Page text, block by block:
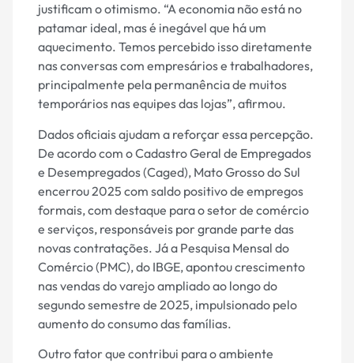
justificam o otimismo. “A economia não está no
patamar ideal, mas é inegável que há um
aquecimento. Temos percebido isso diretamente
nas conversas com empresários e trabalhadores,
principalmente pela permanência de muitos
temporários nas equipes das lojas”, afirmou.
Dados oficiais ajudam a reforçar essa percepção.
De acordo com o Cadastro Geral de Empregados
e Desempregados (Caged), Mato Grosso do Sul
encerrou 2025 com saldo positivo de empregos
formais, com destaque para o setor de comércio
e serviços, responsáveis por grande parte das
novas contratações. Já a Pesquisa Mensal do
Comércio (PMC), do IBGE, apontou crescimento
nas vendas do varejo ampliado ao longo do
segundo semestre de 2025, impulsionado pelo
aumento do consumo das famílias.
Outro fator que contribui para o ambiente